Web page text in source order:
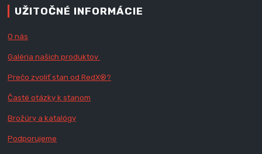
UŽITOČNÉ INFORMÁCIE
O nás
Galéria našich produktov
Prečo zvoliť stan od RedX®?
Časté otázky k stanom
Brožúry a katalógy
Podporujeme